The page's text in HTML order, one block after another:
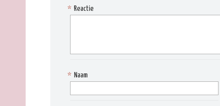
Reactie
*
Naam
*